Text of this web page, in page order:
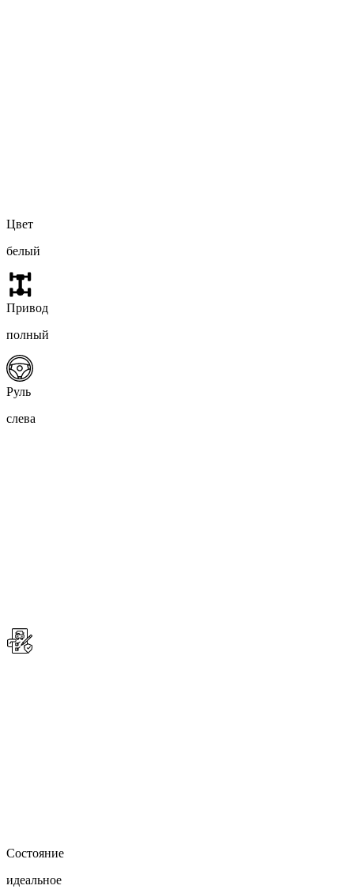
Цвет
белый
Привод
полный
Руль
слева
Состояние
идеальное